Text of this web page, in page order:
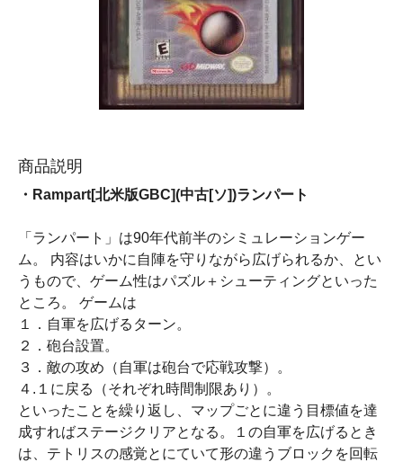
商品説明
・Rampart[北米版GBC](中古[ソ])ランパート
「ランパート」は90年代前半のシミュレーションゲー
ム。 内容はいかに自陣を守りながら広げられるか、とい
うもので、ゲーム性はパズル＋シューティングといった
ところ。 ゲームは
１．自軍を広げるターン。
２．砲台設置。
３．敵の攻め（自軍は砲台で応戦攻撃）。
４.１に戻る（それぞれ時間制限あり）。
といったことを繰り返し、マップごとに違う目標値を達
成すればステージクリアとなる。１の自軍を広げるとき
は、テトリスの感覚とにていて形の違うブロックを回転